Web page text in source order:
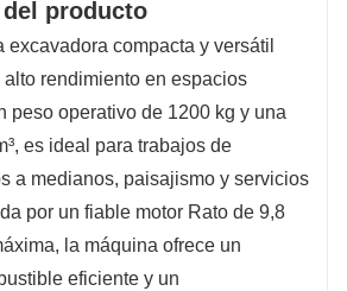
producto
excavadora compacta y versátil
rendimiento en espacios
peso operativo de 1200 kg y una
es ideal para trabajos de
a medianos, paisajismo y servicios
por un fiable motor Rato de 9,8
la máquina ofrece un
eficiente y un